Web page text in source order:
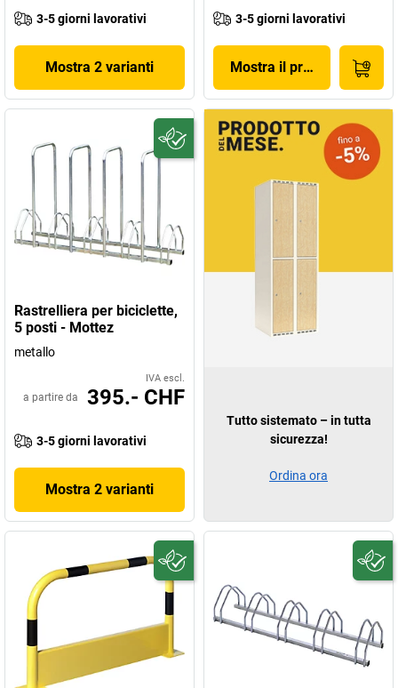
3-5 giorni lavorativi
Mostra 2 varianti
3-5 giorni lavorativi
Mostra il prodotto
Rastrelliera per biciclette,
5 posti - Mottez
metallo
IVA escl.
a partire da 395.- CHF
3-5 giorni lavorativi
Mostra 2 varianti
Tutto sistemato – in tutta
sicurezza!
Ordina ora